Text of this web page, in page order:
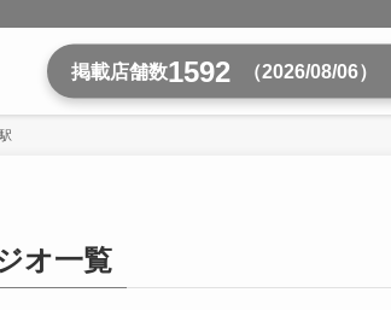
掲載店舗数1592 （2026/08/06）
オ一覧